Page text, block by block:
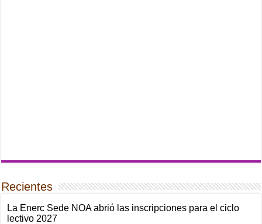
Recientes
La Enerc Sede NOA abrió las inscripciones para el ciclo
lectivo 2027